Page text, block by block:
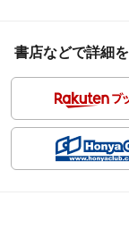
書店などで詳細